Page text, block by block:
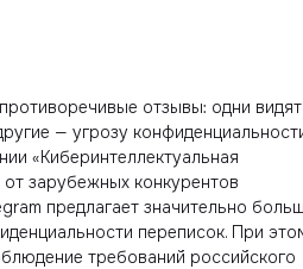
отзывы: одни видят
— угрозу
«Киберинтеллектуальная
зарубежных конкурентов
предлагает значительно
переписок. При
требований российского